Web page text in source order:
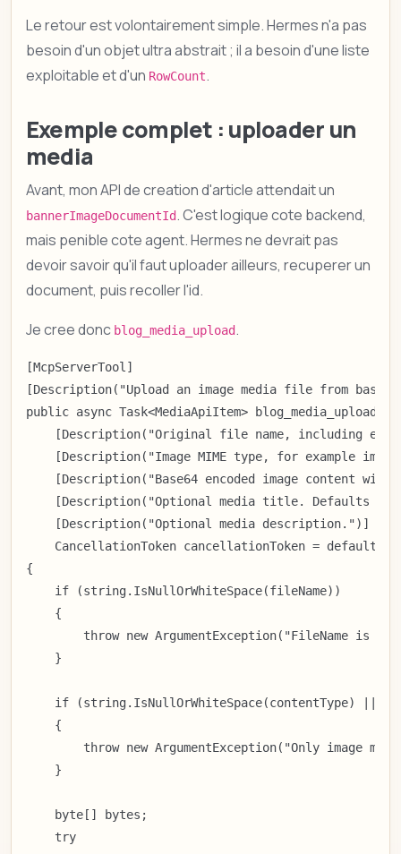
Le retour est volontairement simple. Hermes n'a pas
besoin d'un objet ultra abstrait ; il a besoin d'une liste
exploitable et d'un RowCount.
Exemple complet : uploader un
media
Avant, mon API de creation d'article attendait un
bannerImageDocumentId. C'est logique cote backend,
mais penible cote agent. Hermes ne devrait pas
devoir savoir qu'il faut uploader ailleurs, recuperer un
document, puis recoller l'id.
Je cree donc blog_media_upload.
[McpServerTool]
[Description("Upload an image media file from
public async Task<MediaApiItem> blog_media_upload(
[Description("Original file name, including
[Description("Image MIME type, for example
[Description("Base64 encoded image content
[Description("Optional media title. Defaults
[Description("Optional media description.")]
    CancellationToken cancellationToken = default)
{
    if (string.IsNullOrWhiteSpace(fileName))
    {
throw new ArgumentException("FileName is
    }
if (string.IsNullOrWhiteSpace(contentType) ||
    {
throw new ArgumentException("Only image
    }
    byte[] bytes;
    try